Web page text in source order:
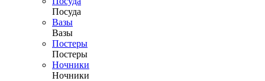
Посуда
Вазы
Вазы
Постеры
Постеры
Ночники
Ночники